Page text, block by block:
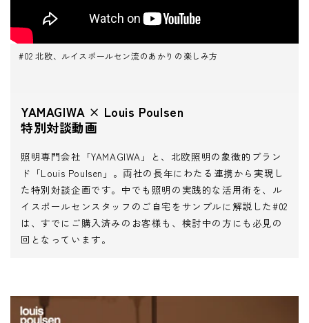
#02 北欧、ルイスポールセン流のあかりの楽しみ方
YAMAGIWA × Louis Poulsen
特別対談動画
照明専門会社「YAMAGIWA」と、北欧照明の象徴的ブラン
ド「Louis Poulsen」。両社の長年にわたる連携から実現し
た特別対談企画です。中でも照明の実践的な活用術を、ル
イスポールセンスタッフのご自宅をサンプルに解説した#02
は、すでにご購入済みのお客様も、検討中の方にも必見の
回となっています。